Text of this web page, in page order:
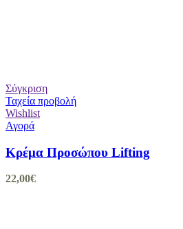
Σύγκριση
Ταχεία προβολή
Wishlist
Αγορά
Kρέμα Προσώπου Lifting
22,00€